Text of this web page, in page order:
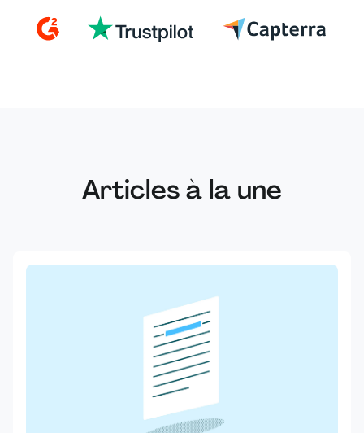
Articles à la une